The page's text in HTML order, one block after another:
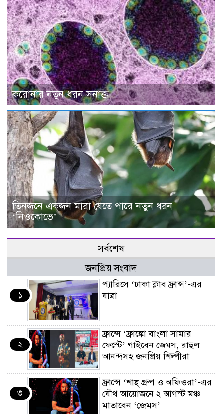
করোনার নতুন ধরন সনাক্ত
তিনজনে একজন মারা যেতে পারে নতুন ধরন
‘নিওকোভে’
সর্বশেষ
জনপ্রিয় সংবাদ
১
প্যারিসে ‘ঢাকা ক্লাব ফ্রান্স’-এর
যাত্রা
২
ফ্রান্সে ‘ফ্রাঙ্কো বাংলা সামার
ফেস্টে’ গাইবেন জেমস, রাহুল
আনন্দসহ জনপ্রিয় শিল্পীরা
৩
ফ্রান্সে ‘শাহ্ গ্রুপ ও অফিওরা’-এর
যৌথ আয়োজনে ২ আগস্ট মঞ্চ
মাতাবেন ‘জেমস’